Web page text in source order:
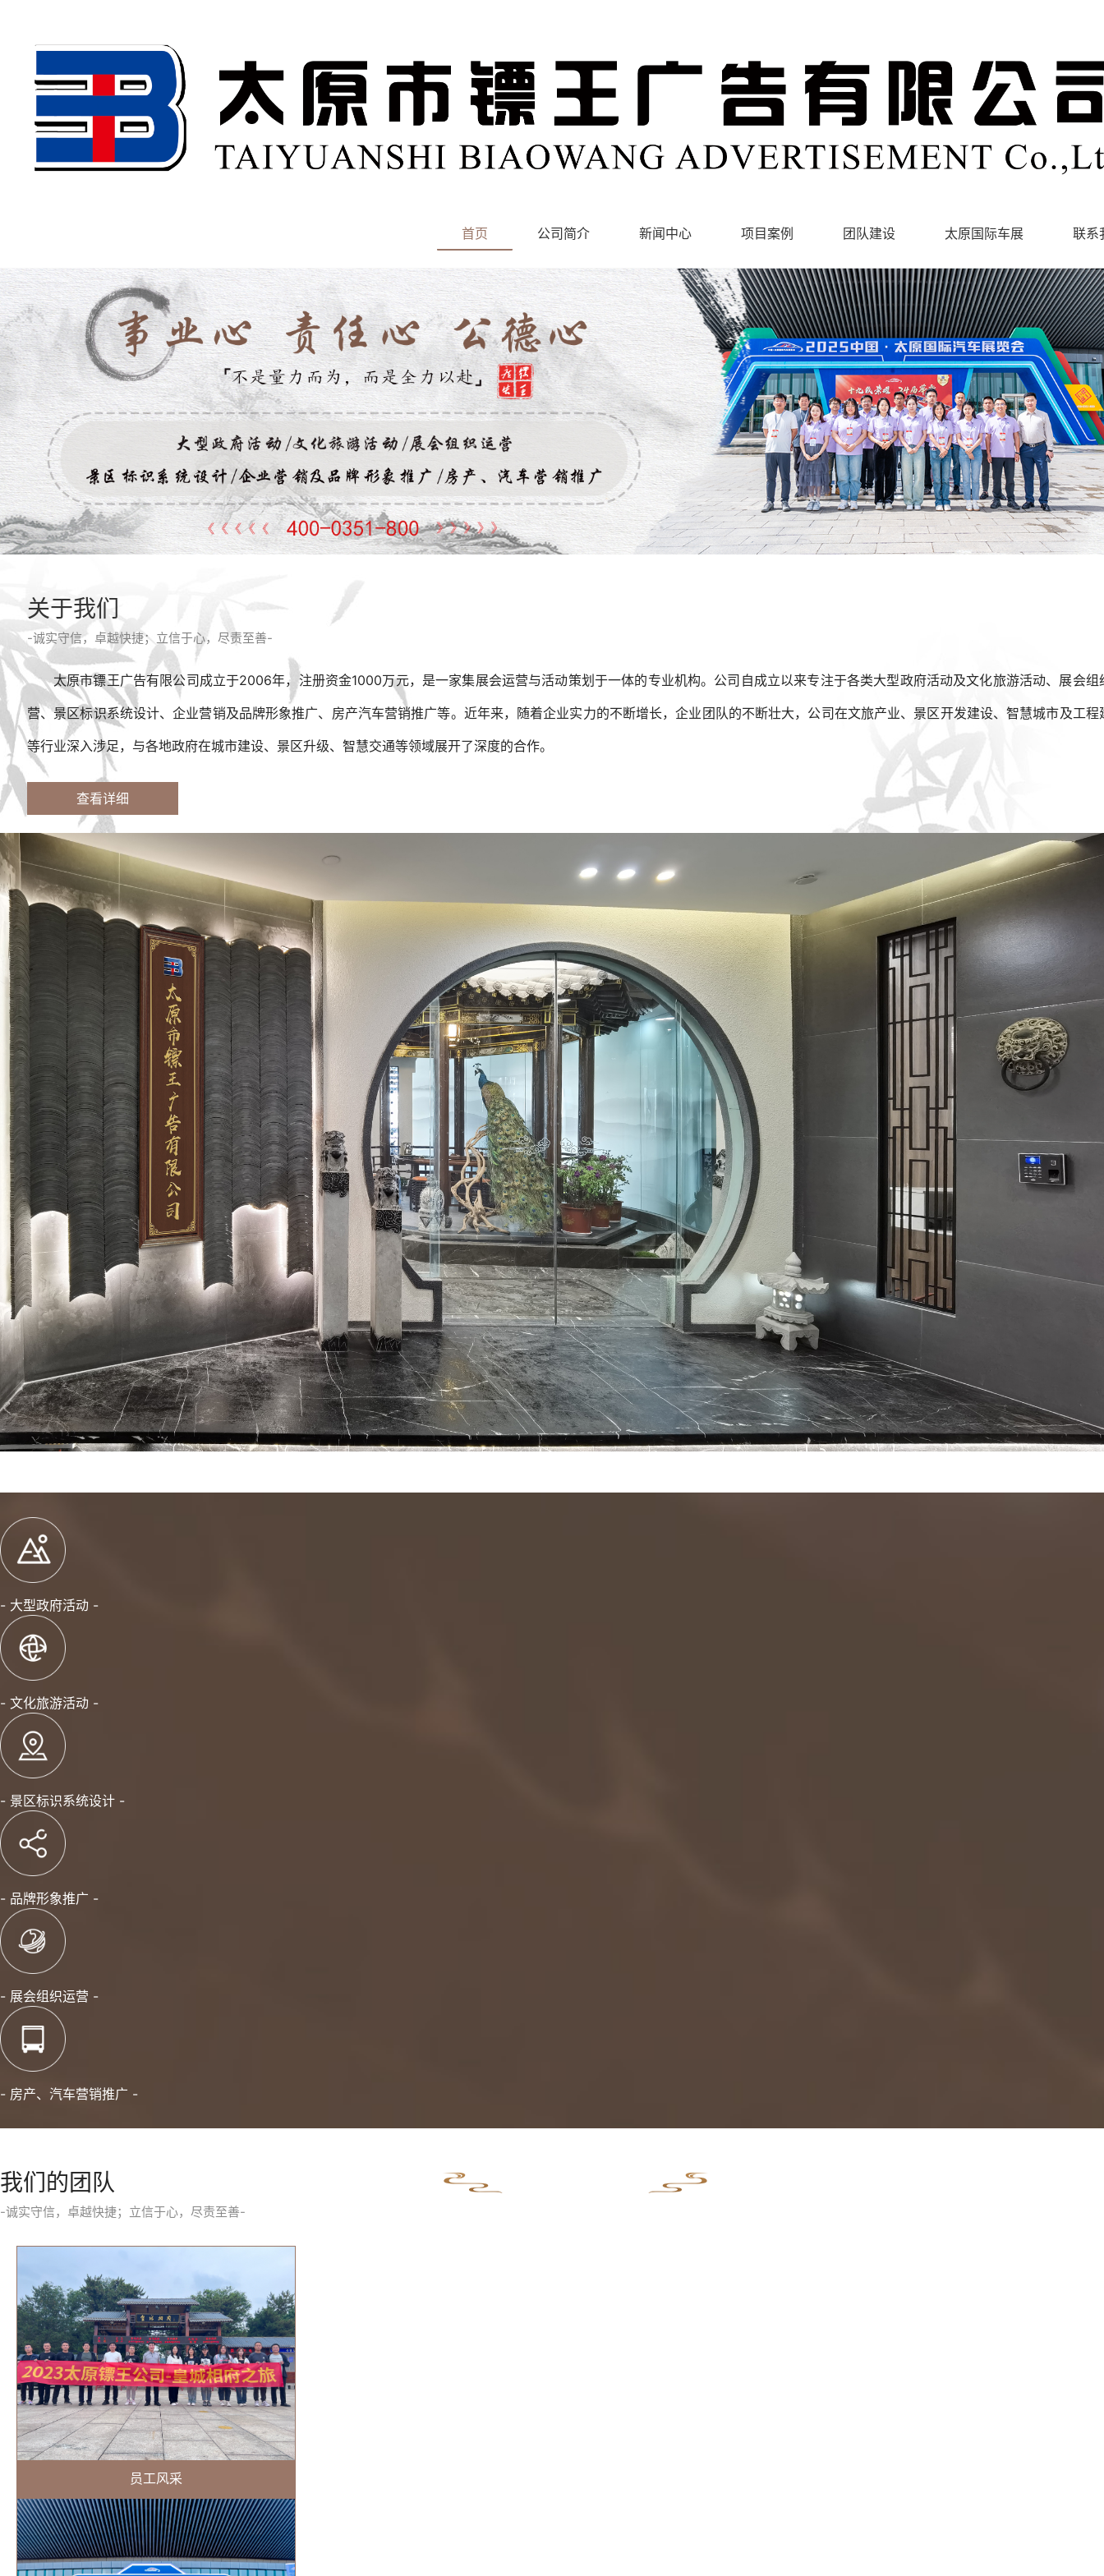
首页 公司简介 新闻中心 项目案例 团队建设 太原国际车展 联系
关于我们
-诚实守信，卓越快捷；立信于心，尽责至善-
太原市镖王广告有限公司成立于2006年，注册资金1000万元，是一家集展会运营与活动策划于一体的专业机构。公司自成立以来专注于各类大型政府活动及文化旅游活动、展会组
营、景区标识系统设计、企业营销及品牌形象推广、房产汽车营销推广等。近年来，随着企业实力的不断增长，企业团队的不断壮大，公司在文旅产业、景区开发建设、智慧城市及工程
等行业深入涉足，与各地政府在城市建设、景区升级、智慧交通等领域展开了深度的合作。
查看详细
- 大型政府活动 -
- 文化旅游活动 -
- 景区标识系统设计 -
- 品牌形象推广 -
- 展会组织运营 -
- 房产、汽车营销推广 -
我们的团队
-诚实守信，卓越快捷；立信于心，尽责至善-
员工风采